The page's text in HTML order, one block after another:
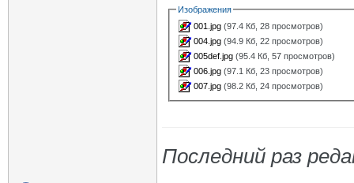
Изображения
001.jpg (97.4 Кб, 28 просмотров)
004.jpg (94.9 Кб, 22 просмотров)
005def.jpg (95.4 Кб, 57 просмотров)
006.jpg (97.1 Кб, 23 просмотров)
007.jpg (98.2 Кб, 24 просмотров)
Последний раз